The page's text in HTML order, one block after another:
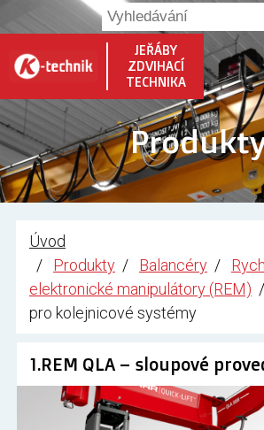
JEŘÁBY
ZDVIHACÍ
TECHNIKA
Úvod
Produkty
Balancéry
elektronické manipulátory (REM)
pro kolejnicové systémy
1.REM QLA – sloupové